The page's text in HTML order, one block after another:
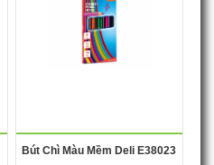
Bút Chì Màu Mềm Deli E38023